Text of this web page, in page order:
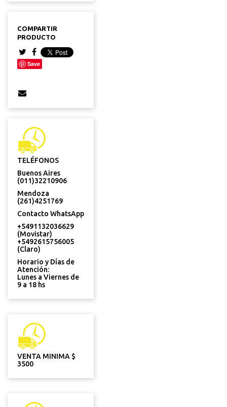
COMPARTIR
PRODUCTO
Save
TELÉFONOS
Buenos Aires
(011)32210906
Mendoza
(261)4251769
Contacto WhatsApp
+5491132036629
(Movistar)
+5492615756005
(Claro)
Horario y Días de
Atención:
Lunes a Viernes de
9 a 18 hs
VENTA MINIMA $
3500